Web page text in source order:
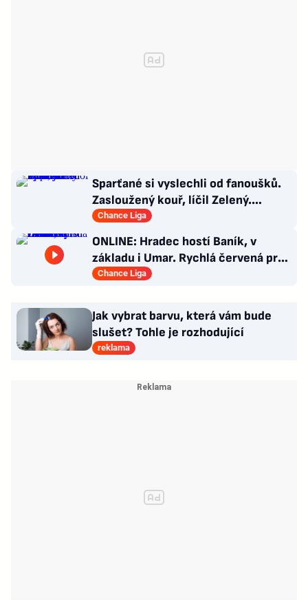
Sparťané si vyslechli od fanoušků.
Zasloužený kouř, líčil Zelený.
Experta nezaujal Kuol
Chance Liga
ONLINE: Hradec hostí Baník, v
základu i Umar. Rychlá červená pro
Heču v Jablonci!
Chance Liga
Jak vybrat barvu, která vám bude
slušet? Tohle je rozhodující
reklama